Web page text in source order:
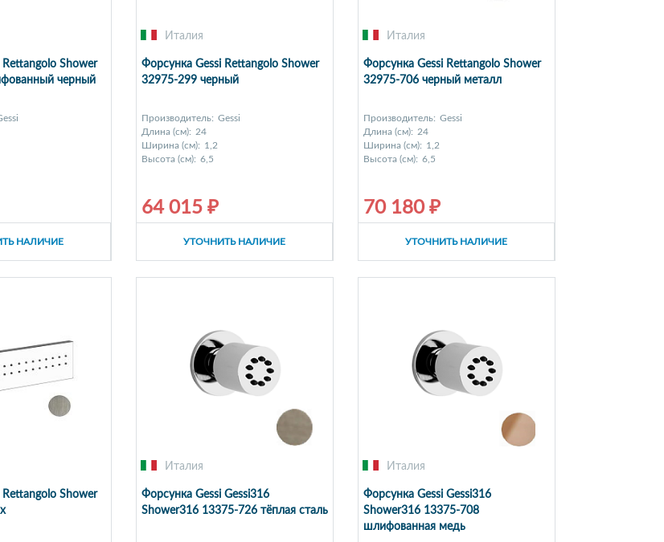
Shower
черный
НАЛИЧИЕ
Италия
Форсунка Gessi Rettangolo Shower
32975-299 черный
Производитель: Gessi
Длина (см): 24
Ширина (см): 1,2
Высота (см): 6,5
64 015 ₽
УТОЧНИТЬ НАЛИЧИЕ
Италия
Форсунка Gessi Rettangolo Shower
32975-706 черный металл
Производитель: Gessi
Длина (см): 24
Ширина (см): 1,2
Высота (см): 6,5
70 180 ₽
УТОЧНИТЬ НАЛИЧИЕ
Shower
Италия
Форсунка Gessi Gessi316
Shower316 13375-726 тёплая сталь
Италия
Форсунка Gessi Gessi316
Shower316 13375-708
шлифованная медь